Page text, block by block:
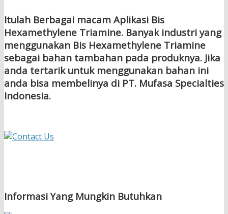
Itulah Berbagai macam Aplikasi Bis
Hexamethylene Triamine. Banyak industri yang
menggunakan Bis Hexamethylene Triamine
sebagai bahan tambahan pada produknya. Jika
anda tertarik untuk menggunakan bahan ini
anda bisa membelinya di PT. Mufasa Specialties
Indonesia.
Informasi Yang Mungkin Butuhkan